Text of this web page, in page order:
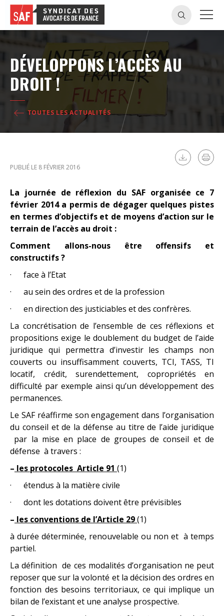
DÉVELOPPONS L’ACCÈS AU
DROIT !
TOUTES LES ACTUALITÉS
PUBLIÉ LE 8 FÉVRIER 2016
La journée de réflexion du SAF organisée ce 7
février 2014 a permis de dégager quelques pistes
en termes d’objectifs et de moyens d’action sur le
terrain de l’accès au droit :
Comment
allons-nous être offensifs et
constructifs ?
· face à l’Etat
· au sein des ordres et de la profession
· en direction des justiciables et des confrères.
La concrétisation de l’ensemble de ces réflexions et
propositions exige le doublement du budget de l’aide
juridique qui permettra d’investir les champs non
couverts ou insuffisamment couverts, TCI, TASS, TI
locatif, crédit, surendettement, copropriétés en
difficulté par exemple ainsi qu’un développement des
permanences.
Le SAF réaffirme son engagement dans l’organisation
du conseil et de la défense au titre de l’aide juridique
par la mise en place de groupes de conseil et de
défense à travers :
– les protocoles Article 91 (1)
· étendus à la matière civile
· dont les dotations doivent être prévisibles
– les conventions de l’Article 29(1)
à durée déterminée, renouvelable ou non et à temps
partiel.
La définition de ces modalités d’organisation ne peut
reposer que sur la volonté et la décision des ordres en
fonction des besoins territoriaux, ce qui implique un
bilan de l’existant et une analyse prospective.